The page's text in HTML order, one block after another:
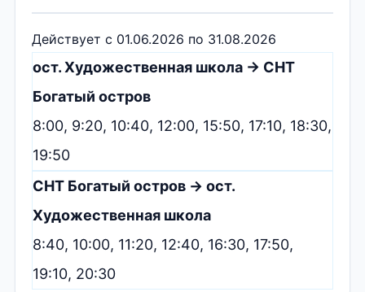
Действует с 01.06.2026 по 31.08.2026
ост. Художественная школа → СНТ
Богатый остров
8:00, 9:20, 10:40, 12:00, 15:50, 17:10, 18:30,
19:50
СНТ Богатый остров → ост.
Художественная школа
8:40, 10:00, 11:20, 12:40, 16:30, 17:50,
19:10, 20:30